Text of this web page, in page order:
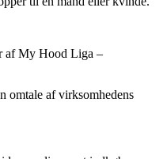
af My Hood Liga –
omtale af virksomhedens